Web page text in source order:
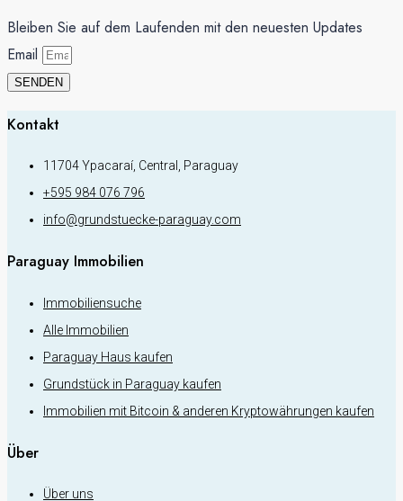
Bleiben Sie auf dem Laufenden mit den neuesten Updates
Email
SENDEN
Kontakt
11704 Ypacaraí, Central, Paraguay
+595 984 076 796
info@grundstuecke-paraguay.com
Paraguay Immobilien
Immobiliensuche
Alle Immobilien
Paraguay Haus kaufen
Grundstück in Paraguay kaufen
Immobilien mit Bitcoin & anderen Kryptowährungen kaufen
Über
Über uns